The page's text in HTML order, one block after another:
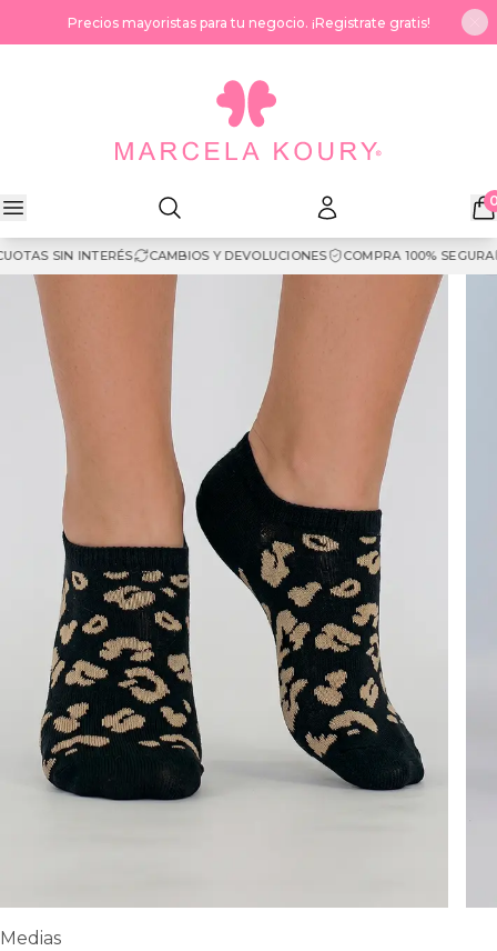
Saltar al contenido
Precios mayoristas para tu negocio. ¡Registrate gratis!
SIN INTERÉS CAMBIOS Y DEVOLUCIONES COMPRA 100% SEGURA
Medias